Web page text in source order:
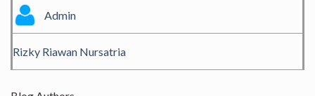
Admin
Rizky Riawan Nursatria